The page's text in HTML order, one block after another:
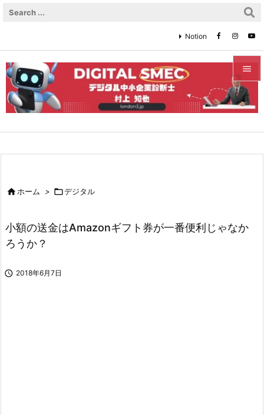


メニュ

検索
Notion
ホーム > デジタル
小額の送金はAmazonギフト券が一番便利じゃなか
ろうか？
 2018年6月7日